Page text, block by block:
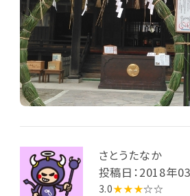
さとうたなか
投稿日：2018年
3.0★★★☆☆